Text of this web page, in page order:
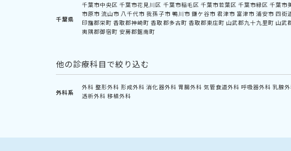
千葉県
千葉市中央区 千葉市花見川区 千葉市稲毛区 千葉市若葉区 千葉市緑区 千葉市
市原市 流山市 八千代市 我孫子市 鴨川市 鎌ケ谷市 君津市 富津市 浦安市 四街
印旛郡栄町 香取郡神崎町 香取郡多古町 香取郡東庄町 山武郡九十九里町 山武
夷隅郡御宿町 安房郡鋸南町
他の診療科目で絞り込む
外科系
外科 整形外科 形成外科 消化器外科 胃腸外科 気管食道外科 呼吸器外科 乳腺
透析外科 移植外科